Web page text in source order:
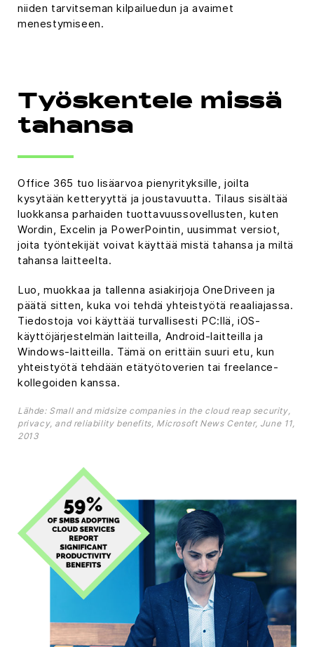
niiden tarvitseman kilpailuedun ja avaimet
menestymiseen.
Työskentele missä
tahansa
Office 365 tuo lisäarvoa pienyrityksille, joilta
kysytään ketteryyttä ja joustavuutta. Tilaus sisältää
luokkansa parhaiden tuottavuussovellusten, kuten
Wordin, Excelin ja PowerPointin, uusimmat versiot,
joita työntekijät voivat käyttää mistä tahansa ja miltä
tahansa laitteelta.
Luo, muokkaa ja tallenna asiakirjoja OneDriveen ja
päätä sitten, kuka voi tehdä yhteistyötä reaaliajassa.
Tiedostoja voi käyttää turvallisesti PC:llä, iOS-
käyttöjärjestelmän laitteilla, Android-laitteilla ja
Windows-laitteilla. Tämä on erittäin suuri etu, kun
yhteistyötä tehdään etätyötoverien tai freelance-
kollegoiden kanssa.
Lähde: Small and midsize companies in the cloud reap security,
privacy, and reliability benefits, Microsoft News Center, June 11,
2013